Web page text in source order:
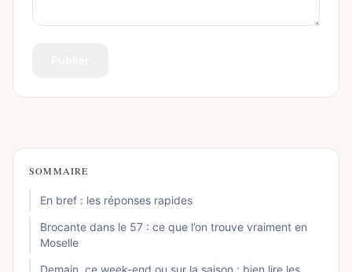
SOMMAIRE
En bref : les réponses rapides
Brocante dans le 57 : ce que l’on trouve vraiment en
Moselle